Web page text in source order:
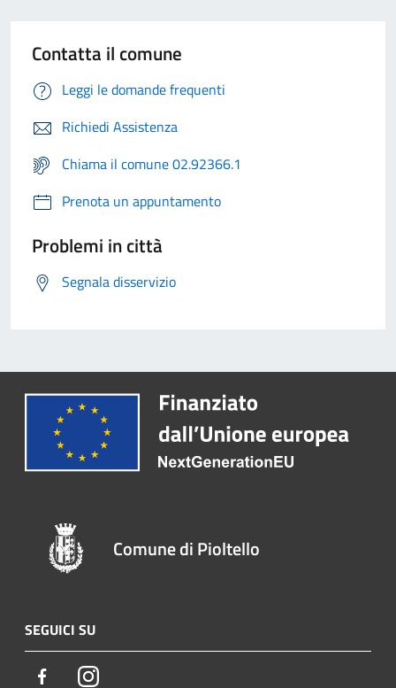
Contatta il comune
Leggi le domande frequenti
Richiedi Assistenza
Chiama il comune 02.92366.1
Prenota un appuntamento
Problemi in città
Segnala disservizio
Comune di Pioltello
SEGUICI SU
FacebookInstagram